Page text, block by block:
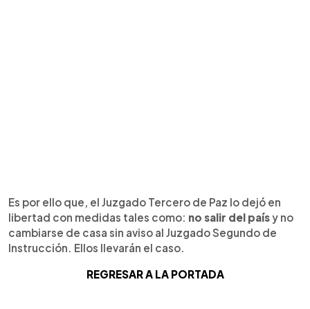
Es por ello que, el Juzgado Tercero de Paz lo dejó en
libertad con medidas tales como: no salir del paísy no
cambiarse de casa sin aviso al Juzgado Segundo de
Instrucción. Ellos llevarán el caso.
REGRESAR A LA PORTADA